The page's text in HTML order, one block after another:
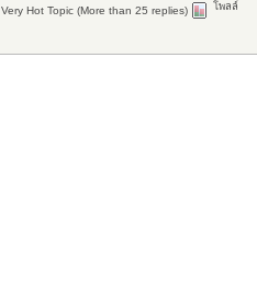
Very Hot Topic (More than 25 replies) โพลล์